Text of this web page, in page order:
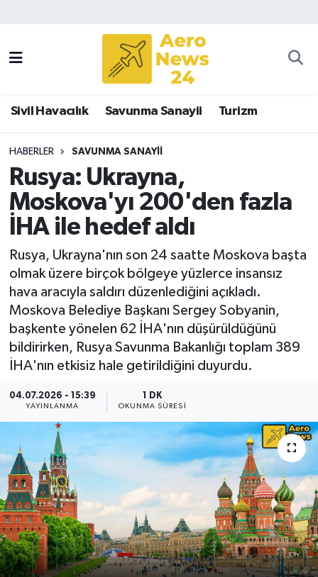
Sivil Havacılık Savunma Sanayii Turizm
HABERLER SAVUNMA SANAYII
Rusya: Ukrayna,
Moskova'yı 200'den fazla
İHA ile hedef aldı
Rusya, Ukrayna'nın son 24 saatte Moskova başta
olmak üzere birçok bölgeye yüzlerce insansız
hava aracıyla saldırı düzenlediğini açıkladı.
Moskova Belediye Başkanı Sergey Sobyanin,
başkente yönelen 62 İHA'nın düşürüldüğünü
bildirirken, Rusya Savunma Bakanlığı toplam 389
İHA'nın etkisiz hale getirildiğini duyurdu.
04.07.2026 - 15:39
YAYINLANMA
1 DK
OKUNMA SÜRESI